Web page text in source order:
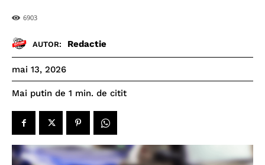
6903
AUTOR: Redactie
mai 13, 2026
Mai putin de 1 min. de citit